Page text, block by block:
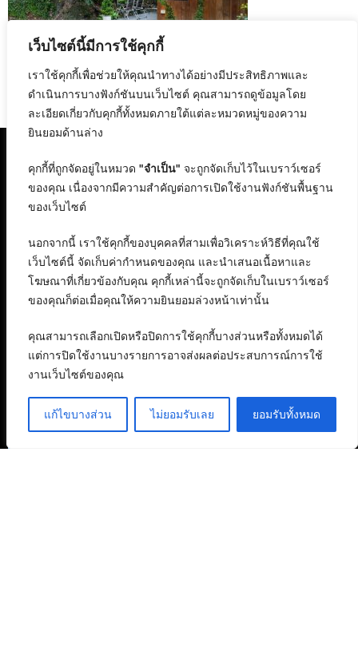
เว็บไซต์นี้มีการใช้คุกกี้
เราใช้คุกกี้เพื่อช่วยให้คุณนำทางได้อย่างมีประสิทธิภาพและ
ดำเนินการบางฟังก์ชันบนเว็บไซต์ คุณสามารถดูข้อมูลโดย
ละเอียดเกี่ยวกับคุกกี้ทั้งหมดภายใต้แต่ละหมวดหมู่ของความ
ยินยอมด้านล่าง
คุกกี้ที่ถูกจัดอยู่ในหมวด "จำเป็น" จะถูกจัดเก็บไว้ในเบราว์เซอร์
ของคุณ เนื่องจากมีความสำคัญต่อการเปิดใช้งานฟังก์ชันพื้นฐาน
ของเว็บไซต์
นอกจากนี้ เราใช้คุกกี้ของบุคคลที่สามเพื่อวิเคราะห์วิธีที่คุณใช้
เว็บไซต์นี้ จัดเก็บค่ากำหนดของคุณ และนำเสนอเนื้อหาและ
โฆษณาที่เกี่ยวข้องกับคุณ คุกกี้เหล่านี้จะถูกจัดเก็บในเบราว์เซอร์
ของคุณก็ต่อเมื่อคุณให้ความยินยอมล่วงหน้าเท่านั้น
คุณสามารถเลือกเปิดหรือปิดการใช้คุกกี้บางส่วนหรือทั้งหมดได้
แต่การปิดใช้งานบางรายการอาจส่งผลต่อประสบการณ์การใช้
งานเว็บไซต์ของคุณ
แก้ไขบางส่วน ไม่ยอมรับเลย ยอมรับทั้งหมด
Previous: The River Maekampong Chiangmai